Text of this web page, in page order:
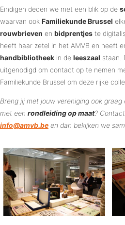
Eindigen deden we met een blik op de
waarvan ook Familiekunde Brussel
rouwbrieven en bidprentjes te
heeft haar zetel in het AMVB en heeft
handbibliotheek in de leeszaal staan.
uitgenodigd om contact op te nemen
Familiekunde Brussel om deze rijke
Breng jij met jouw vereniging ook
met een rondleiding op maat?
info@amvb.be en dan bekijken we